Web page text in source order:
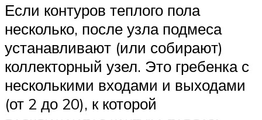
Если контуров теплого пола
несколько, после узла подмеса
устанавливают (или собирают)
коллекторный узел. Это гребенка с
несколькими входами и выходами
(от 2 до 20), к которой